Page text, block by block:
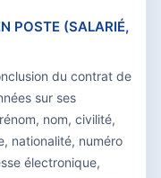
POSTE (SALARIÉ,
du contrat de
sur ses
nom, civilité,
nationalité, numéro
électronique,